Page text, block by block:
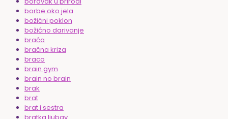
borbe oko jela
božićni poklon
božićno darivanje
braća
bračna kriza
braco
brain gym
brain no brain
brak
brat
brat i sestra